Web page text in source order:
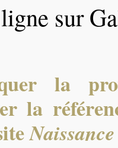
ligne sur
la
la